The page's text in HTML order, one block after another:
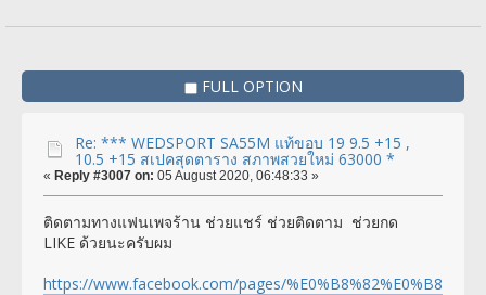
FULL OPTION
Re: *** WEDSPORT SA55M แท้ขอบ 19 9.5 +15 ,
10.5 +15 สเปคสุดตาราง สภาพสวยใหม่ 63000 *
« Reply #3007 on: 05 August 2020, 06:48:33 »
ติดตามทางแฟนเพจร้าน ช่วยแชร์ ช่วยติดตาม ช่วยกด
LIKE ด้วยนะครับผม
https://www.facebook.com/pages/